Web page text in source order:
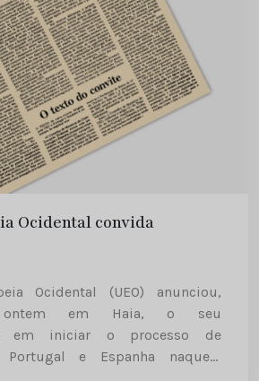
Ocidental convida
Ocidental (UEO) anunciou,
ontem em Haia, o seu
em iniciar o processo de
e Espanha naquela